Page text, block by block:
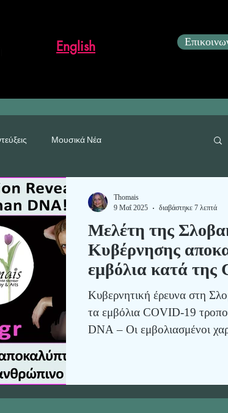
English
Μουσικά Νέα
Μελέτη της
Kυβέρνησης
εμβόλια κατά της
μεταλλάσσουν το
DNA!!!
Κυβερνητική έρευνα στη
τα εμβόλια COVID-19
DNA – Οι εμβολιασμένοι
Thomais
9 Μαΐ 2025
διαβάστηκε 7 λεπτά